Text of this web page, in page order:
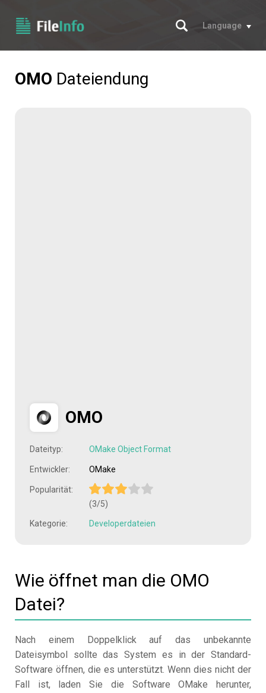
Suche
Language
OMO Dateiendung
OMO
Dateityp: OMake Object Format
Entwickler: OMake
Popularität:
(3/5)
Kategorie: Developerdateien
Wie öffnet man die OMO
Datei?
Nach einem Doppelklick auf das unbekannte
Dateisymbol sollte das System es in der Standard-
Software öffnen, die es unterstützt. Wenn dies nicht der
Fall ist, laden Sie die Software OMake herunter,